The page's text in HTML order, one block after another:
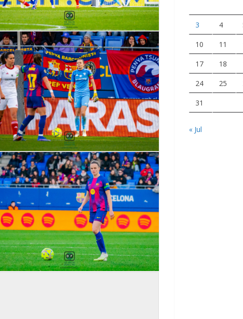
3 4
10 11
17 18
24 25
31
« Jul